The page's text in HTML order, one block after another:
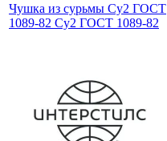
Чушка из сурьмы Су2 ГОСТ
1089-82 Су2 ГОСТ 1089-82